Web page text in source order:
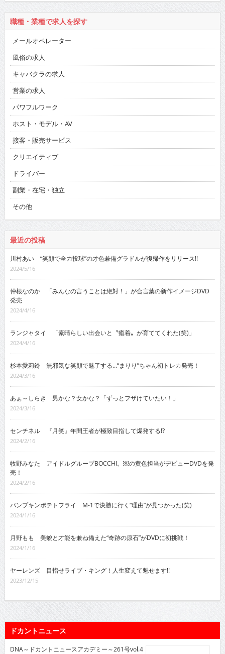
職種・業種で求人を探す
メールオペレーター
風俗の求人
キャバクラの求人
営業の求人
パワフルワーク
ホスト・モデル・AV
接客・販売サービス
クリエイティブ
ドライバー
副業・在宅・独立
その他
最近の投稿
川村あい “笑顔で全力投球”の才色兼備グラドルが復帰作をリリース!!
2024/5/16
仲根なのか 「みんなの言うことは絶対！」が合言葉の新作イメージDVD
発売
2024/4/16
ランジャタイ 「素晴らしい出会いと〝癒着〟が育ててくれた(笑)」
2024/4/16
杉本愛莉鈴 無邪気な笑顔で魅了する…“まりり”ちゃん初トレカ発売！
2024/3/16
あぁ～しらき 男かな？女かな？「ずっとフザけていたい！」
2024/3/16
センチネル 『月笑』年間王者が極致目指して爆発する!?
2024/2/16
牧野みなた アイドルグループBOCCHI。￼の黄色担当がデビューDVDを発
売！
2024/2/16
パンプキンポテトフライ M-1で決勝に行く“理由”が見つかった(笑)
2024/1/16
月野もも 美貌と才能を兼ね備えた“奇跡の原石”がDVDに初挑戦！
2024/1/16
ヤーレンズ 目指せライブ・キング！人生変えて魅せます!!
2023/12/15
ドカントニュース
DNA～ドカントニュースアカデミー～261号vol.4